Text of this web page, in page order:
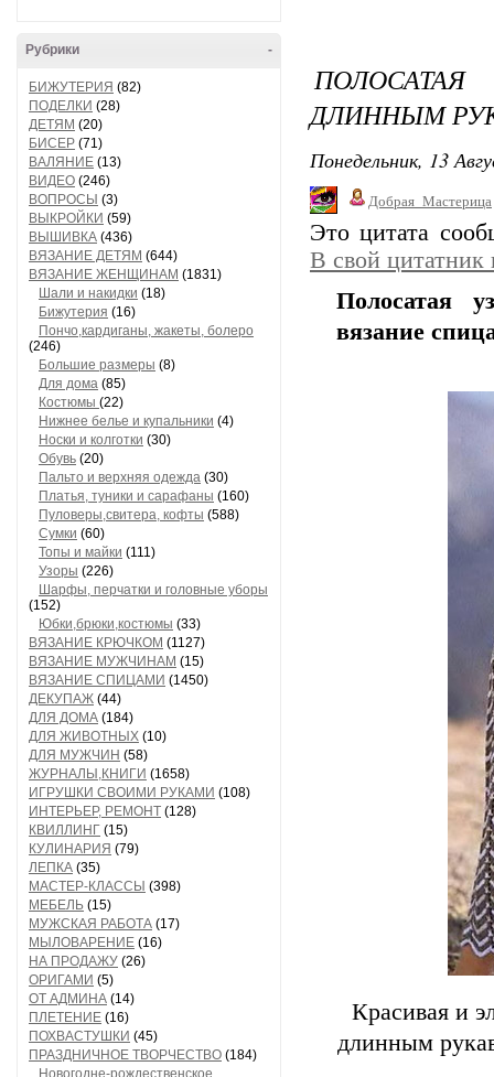
-
Рубрики
БИЖУТЕРИЯ (82)
ПОДЕЛКИ (28)
ДЕТЯМ (20)
БИСЕР (71)
ВАЛЯНИЕ (13)
ВИДЕО (246)
ВОПРОСЫ (3)
ВЫКРОЙКИ (59)
ВЫШИВКА (436)
ВЯЗАНИЕ ДЕТЯМ (644)
ВЯЗАНИЕ ЖЕНЩИНАМ (1831)
Шали и накидки (18)
Бижутерия (16)
Пончо,кардиганы, жакеты, болеро
(246)
Большие размеры (8)
Для дома (85)
Костюмы (22)
Нижнее белье и купальники (4)
Носки и колготки (30)
Обувь (20)
Пальто и верхняя одежда (30)
Платья, туники и сарафаны (160)
Пуловеры,свитера, кофты (588)
Сумки (60)
Топы и майки (111)
Узоры (226)
Шарфы, перчатки и головные уборы
(152)
Юбки,брюки,костюмы (33)
ВЯЗАНИЕ КРЮЧКОМ (1127)
ВЯЗАНИЕ МУЖЧИНАМ (15)
ВЯЗАНИЕ СПИЦАМИ (1450)
ДЕКУПАЖ (44)
ДЛЯ ДОМА (184)
ДЛЯ ЖИВОТНЫХ (10)
ДЛЯ МУЖЧИН (58)
ЖУРНАЛЫ,КНИГИ (1658)
ИГРУШКИ СВОИМИ РУКАМИ (108)
ИНТЕРЬЕР, РЕМОНТ (128)
КВИЛЛИНГ (15)
КУЛИНАРИЯ (79)
ЛЕПКА (35)
МАСТЕР-КЛАССЫ (398)
МЕБЕЛЬ (15)
МУЖСКАЯ РАБОТА (17)
МЫЛОВАРЕНИЕ (16)
НА ПРОДАЖУ (26)
ОРИГАМИ (5)
ОТ АДМИНА (14)
ПЛЕТЕНИЕ (16)
ПОХВАСТУШКИ (45)
ПРАЗДНИЧНОЕ ТВОРЧЕСТВО (184)
Новогодне-рождественское
ДЛИННЫМ
Понедельник, 13
Добрая_Мастерица
Это цитата
В свой цитатник
Полосатая
вязание
Красивая и
длинным